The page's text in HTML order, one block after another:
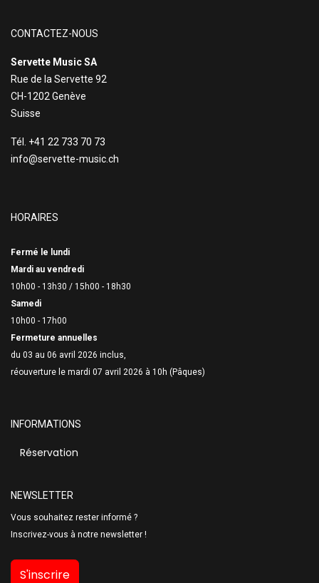
CONTACTEZ-NOUS
Servette Music SA
Rue de la Servette 92
CH-1202 Genève
Suisse
Tél. +41 22 733 70 73
info@servette-music.ch
HORAIRES
Fermé le lundi
Mardi au vendredi
10h00 - 13h30 / 15h00 - 18h30
Samedi
10h00 - 17h00
Fermeture annuelles
du 03 au 06 avril 2026 inclus,
réouverture le mardi 07 avril 2026 à 10h (Pâques)
INFORMATIONS
Réservation
NEWSLETTER
Vous souhaitez rester informé ?
Inscrivez-vous à notre newsletter !
S'inscrire